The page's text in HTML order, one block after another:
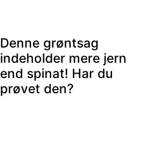
Denne grøntsag
indeholder mere jern
end spinat! Har du
prøvet den?